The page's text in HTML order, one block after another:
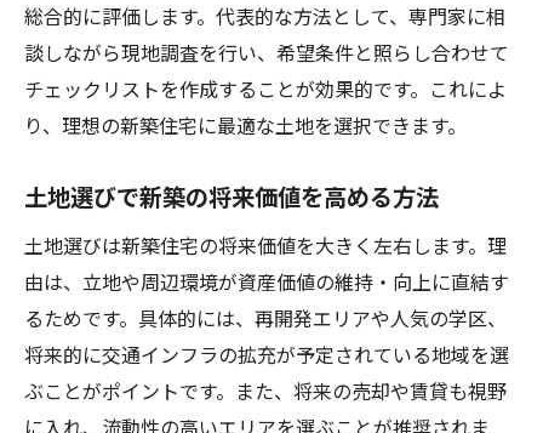
新築注文住宅で重視すべき土地選びの基準
注文住宅の新築に適した土地の条件とは
新築用地選定で見落としがちなポイント
新築土地選びと注文住宅のプラン連携術
注文住宅のための新築土地探しに失敗しな
ハウスメーカー依頼時の注意点とデメリット
新築土地探しをハウスメーカーに依頼する
前の準備
ハウスメーカー依頼時の新築土地探しデメ
総合的に評価します。代表的な方法として、専門家に相
談しながら現地調査を行い、希望条件と照らし合わせて
チェックリストを作成することが効果的です。これによ
り、理想の新築住宅に最適な土地を選択できます。
土地選びで新築の将来価値を高める方法
土地選びは新築住宅の将来価値を大きく左右します。理
由は、立地や周辺環境が資産価値の維持・向上に直結す
るためです。具体的には、再開発エリアや人気の学区、
将来的に交通インフラの拡充が予定されている地域を選
ぶことがポイントです。また、将来の売却や賃貸も視野
に入れ、流動性の高いエリアを選ぶことが推奨されま